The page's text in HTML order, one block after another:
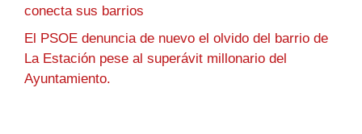
conecta sus barrios
El PSOE denuncia de nuevo el olvido del barrio de
La Estación pese al superávit millonario del
Ayuntamiento.